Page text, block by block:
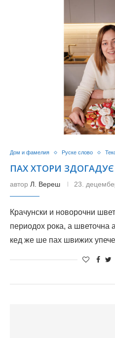
Дом и фамелия Руске слово
ПАХ ХТОРИ
автор Л. Вереш 23.
Крачунски и новорочни
периодох рока, а шветочна
кед же ше пах швижих